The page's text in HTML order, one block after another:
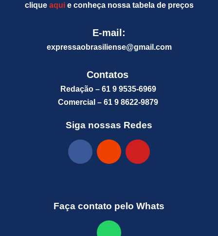
clique aquie conheça nossa tabela de preços
E-mail:
expressaobrasiliense@gmail.com
Contatos
Redação – 61 9 9535-6969
Comercial – 61 9 8622-9879
Siga nossas Redes
Faça contato pelo Whats